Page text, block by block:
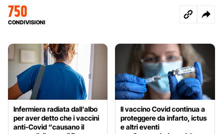
750
CONDIVISIONI
Infermiera radiata dall’albo
per aver detto che i vaccini
anti-Covid “causano il
Il vaccino Covid continua a
proteggere da infarto, ictus
e altri eventi